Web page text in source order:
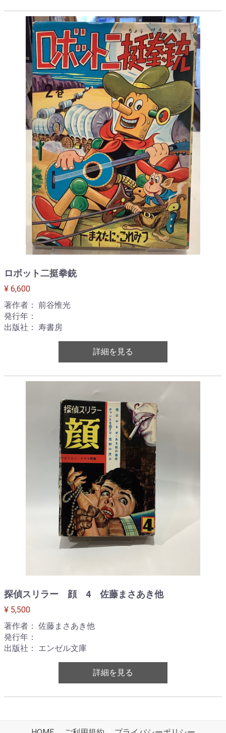
ロボット二挺拳銃
¥ 6,600
著作者： 前谷惟光
発行年：
出版社： 寿書房
詳細を見る
探偵スリラー 顔 4 佐藤まさあき他
¥ 5,500
著作者： 佐藤まさあき他
発行年：
出版社： エンゼル文庫
詳細を見る